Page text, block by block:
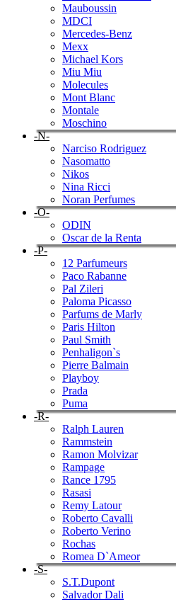
Mauboussin
MDCI
Mercedes-Benz
Mexx
Michael Kors
Miu Miu
Molecules
Mont Blanc
Montale
Moschino
-N-
Narciso Rodriguez
Nasomatto
Nikos
Nina Ricci
Noran Perfumes
-O-
ODIN
Oscar de la Renta
-P-
12 Parfumeurs
Paco Rabanne
Pal Zileri
Paloma Picasso
Parfums de Marly
Paris Hilton
Paul Smith
Penhaligon`s
Pierre Balmain
Playboy
Prada
Puma
-R-
Ralph Lauren
Rammstein
Ramon Molvizar
Rampage
Rance 1795
Rasasi
Remy Latour
Roberto Cavalli
Roberto Verino
Rochas
Romea D`Ameor
-S-
S.T.Dupont
Salvador Dali